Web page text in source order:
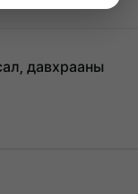
давхрааны